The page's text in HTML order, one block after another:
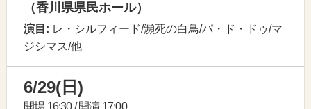
（香川県県民ホール）
演目: レ・シルフィード/瀕死の白鳥/パ・ド・ドゥ/マ
ジシマス/他
6/29(日)
開場 16:30 / 開演 17:00